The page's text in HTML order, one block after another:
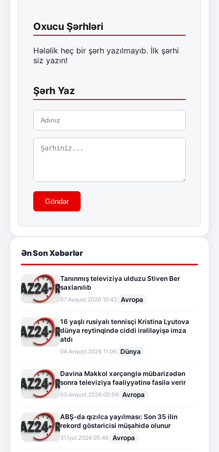
Oxucu Şərhləri
Hələlik heç bir şərh yazılmayıb. İlk şərhi
siz yazın!
Şərh Yaz
Göndər
Ən Son Xəbərlər
Tanınmış televiziya ulduzu Stiven Ber
saxlanılıb
07.Avqust.2026 10:43 Avropa
16 yaşlı rusiyalı tennisçi Kristina Lyutova
dünya reytinqində ciddi irəliləyişə imza
atdı
04.Avqust.2026 11:06 Dünya
Davina Makkol xərçənglə mübarizədən
sonra televiziya fəaliyyətinə fasilə verir
03.Avqust.2026 00:59 Avropa
ABŞ-da qızılca yayılması: Son 35 ilin
rekord göstəricisi müşahidə olunur
31.İyul.2026 05:46 Avropa